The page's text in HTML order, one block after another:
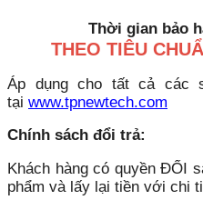
Thời gian bảo
THEO TIÊU
Áp dụng cho tất cả các
tại www.tpnewtech.com
Chính sách đổi trả:
Khách hàng có quyền ĐỔI
phẩm và lấy lại tiền với chi